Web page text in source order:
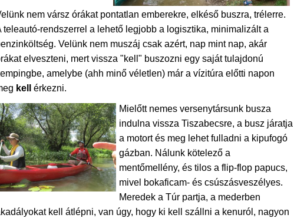
nem vársz órákat pontatlan emberekre, elkéső buszra, trélerre.
teleautó-rendszerrel a lehető legjobb a logisztika, minimalizált a
Velünk nem muszáj csak azért, nap mint nap, akár
elveszteni, mert vissza "kell" buszozni egy saját tulajdonú
amelybe (ahh minő véletlen) már a vízitúra előtti napon
kell érkezni.
Mielőtt nemes versenytársunk busza
indulna vissza Tiszabecsre, a busz járatja
a motort és meg lehet fulladni a kipufogó
gázban. Nálunk kötelező a
mentőmellény, és tilos a flip-flop papucs,
mivel bokaficam- és csúszásveszélyes.
Meredek a Túr partja, a mederben
kell átlépni, van úgy, hogy ki kell szállni a kenuról, nagyon